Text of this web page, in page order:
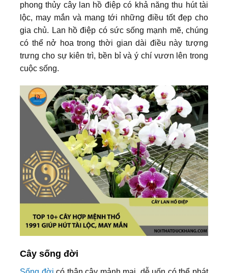
phong thủy cây lan hồ điệp có khả năng thu hút tài
lộc, may mắn và mang tới những điều tốt đẹp cho
gia chủ. Lan hồ điệp có sức sống mạnh mẽ, chúng
có thể nở hoa trong thời gian dài điều này tượng
trưng cho sự kiên trì, bền bỉ và ý chí vươn lên trong
cuộc sống.
Cây sống đời